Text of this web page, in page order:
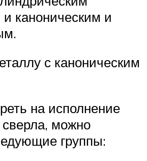
каноническим и
с каноническим
на исполнение
сверла, можно
группы: